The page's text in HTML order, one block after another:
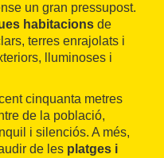
un gran pressupost.
habitacions de
terres enrajolats i
lluminoses i
cinquanta metres
de la població,
i silenciós. A més,
de les platges i